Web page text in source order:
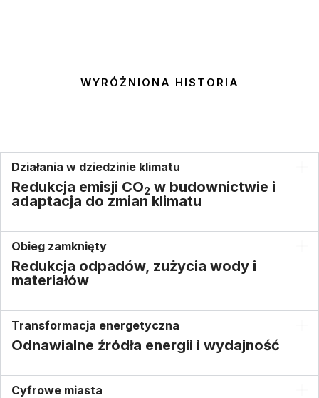
WYRÓŻNIONA HISTORIA
Działania w dziedzinie klimatu
Redukcja emisji CO2 w budownictwie i
adaptacja do zmian klimatu
Obieg zamknięty
Redukcja odpadów, zużycia wody i
materiałów
Transformacja energetyczna
Odnawialne źródła energii i wydajność
Cyfrowe miasta